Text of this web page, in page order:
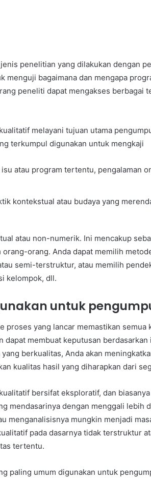
penelitian yang dilakukan dengan
menguji bagaimana dan mengapa
peneliti dapat mengakses berbagai
melayani tujuan utama
terkumpul digunakan untuk mengkaji
atau program tertentu, pengalaman
kontekstual atau budaya yang
atau non-numerik. Ini mencakup
orang. Anda dapat memilih
semi-terstruktur, atau memilih
kelompok, dll.
untuk
proses yang lancar memastikan
dapat membuat keputusan
berkualitas, Anda akan
kualitas hasil yang diharapkan dari
bersifat eksploratif, dan
mendasarinya dengan menggali lebih
menganalisisnya mungkin menjadi
pada dasarnya tidak terstruktur
tertentu.
paling umum digunakan untuk